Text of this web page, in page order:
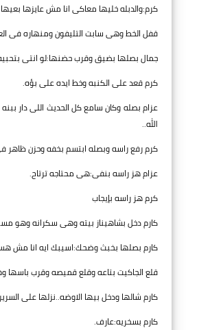
كرم:والدبله خليها معاكى انا مش عايزها
قفل الخط وهى سابت التليفون ومنهاره فى
جمال بصلها بضيق وقرب حضنها:لو انتى
كرم قعد على الكنبه وخط ايده على بؤه.
عزام بصله وكان سامع كل الحديث اللى دار
الله..
كرم رفع راسه وبصله ابتسم بخفه وحزن ظاهر
عزام هز راسه بنفى:هى محتاجه ترتاح.
كرم هز راسه بإيجاب
كارم دخل بشاهيناز بيته وهى سكرانه وهو
كارم بصلها بخبث وضحك:اسيبك ايه انا مش
قلع الجاكيت بتاعه وقلع قميصه وقرب
كارم شالها ودخل بيها الاوضه..نزلها على
كارم بسخريه:عارف.